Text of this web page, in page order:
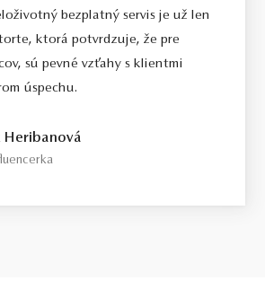
bezplatný servis je už len
ktorá potvrdzuje, že pre
sú pevné vzťahy s klientmi
úspechu.
Heribanová